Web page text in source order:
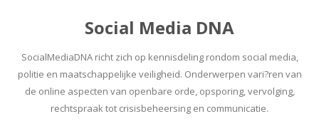
Social Media DNA
SocialMediaDNA richt zich op kennisdeling rondom social media,
politie en maatschappelijke veiligheid. Onderwerpen vari?ren van
de online aspecten van openbare orde, opsporing, vervolging,
rechtspraak tot crisisbeheersing en communicatie.